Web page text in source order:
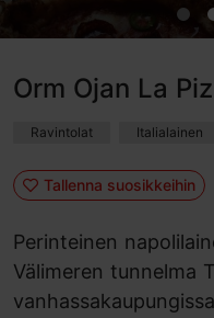
Orm Ojan La
Ravintolat Italialainen
Tallenna suosikkeihin
Perinteinen
Välimeren tunnelma